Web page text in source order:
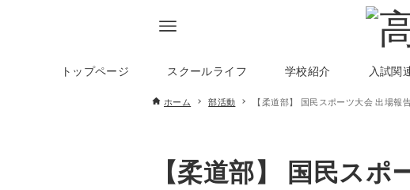
トップページ スクールライフ 学校紹介 入試関
ホーム 部活動 【柔道部】 国民スポーツ大会 出場報
【柔道部】 国民ス